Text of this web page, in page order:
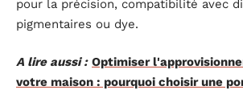
pour la précision, compatibilité avec
pigmentaires ou dye.
A lire aussi : Optimiser
votre maison : pourquoi choisir une